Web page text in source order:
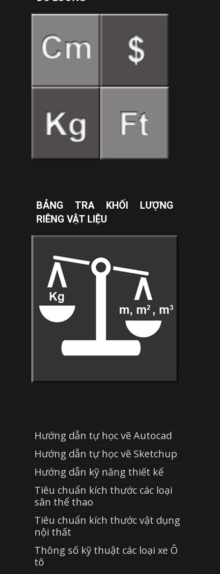
BẢNG TRA KHỐI LƯỢNG
RIÊNG VẬT LIỆU
Hướng dẫn tự học vẽ Autocad
Hướng dẫn tự học vẽ Sketchup
Hướng dẫn kỹ năng thiết kế
Tiêu chuẩn kích thước các loại
sân thể thao
Tiêu chuẩn kích thước vật dụng
nội thất
Thông số kỹ thuật các loại xe Ô
tô